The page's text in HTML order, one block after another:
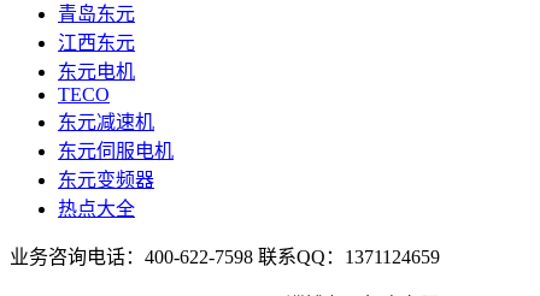
青岛东元
江西东元
东元电机
TECO
东元减速机
东元伺服电机
东元变频器
热点大全
业务咨询电话：400-622-7598 联系QQ：1371124659